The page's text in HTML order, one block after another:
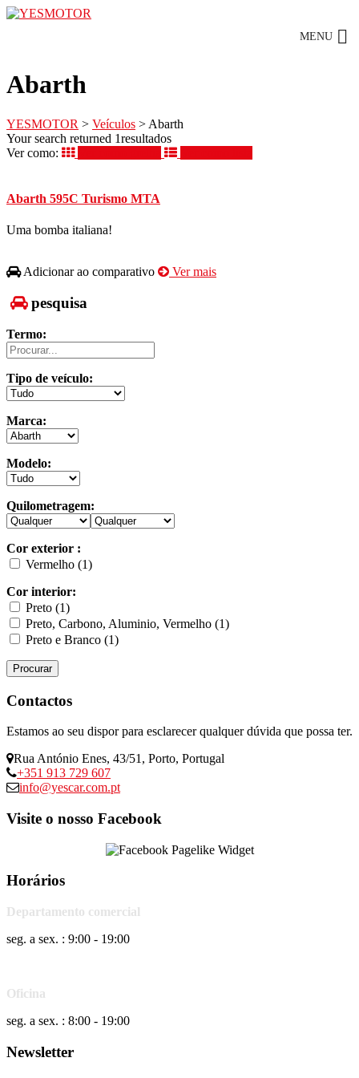
Abarth
YESMOTOR > Veículos > Abarth
Your search returned 1resultados
Ver como:
Abarth 595C Turismo MTA
Uma bomba italiana!
Adicionar ao comparativo Ver mais
pesquisa
Termo:
Tipo de veículo:
Marca:
Modelo:
Quilometragem:
Cor exterior :
Vermelho (1)
Cor interior:
Preto (1)
Preto, Carbono, Aluminio, Vermelho (1)
Preto e Branco (1)
Procurar
Contactos
Estamos ao seu dispor para esclarecer qualquer dúvida que possa ter.
Rua António Enes, 43/51, Porto, Portugal
+351 913 729 607
info@yescar.com.pt
Visite o nosso Facebook
Horários
Departamento comercial
seg. a sex. : 9:00 - 19:00
Oficina
seg. a sex. : 8:00 - 19:00
Newsletter